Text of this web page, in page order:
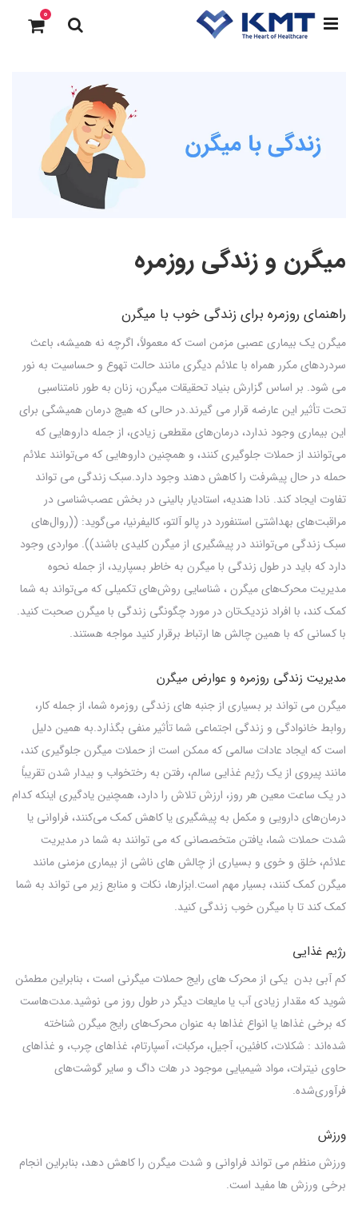
0
میگرن و زندگی روزمره
راهنمای روزمره برای زندگی خوب با میگرن
میگرن یک بیماری عصبی مزمن است که معمولاً، اگرچه نه همیشه، باعث
سردردهای مکرر همراه با علائم دیگری مانند حالت تهوع و حساسیت به نور
می شود. بر اساس گزارش بنیاد تحقیقات میگرن، زنان به طور نامتناسبی
تحت تأثیر این عارضه قرار می گیرند.در حالی که هیچ درمان همیشگی برای
این بیماری وجود ندارد، درمان‌های مقطعی زیادی، از جمله داروهایی که
می‌توانند از حملات جلوگیری کنند، و همچنین داروهایی که می‌توانند علائم
حمله در حال پیشرفت را کاهش دهند وجود دارد.سبک زندگی می تواند
تفاوت ایجاد کند. نادا هندیه، استادیار بالینی در بخش عصب‌شناسی در
مراقبت‌های بهداشتی استنفورد در پالو آلتو، کالیفرنیا، می‌گوید: ((روال‌های
سبک زندگی می‌توانند در پیشگیری از میگرن کلیدی باشند)). مواردی وجود
دارد که باید در طول زندگی با میگرن به خاطر بسپارید، از جمله نحوه
مدیریت محرک‌های میگرن ، شناسایی روش‌های تکمیلی که می‌تواند به شما
کمک کند، با افراد نزدیک‌تان در مورد چگونگی زندگی با میگرن صحبت کنید.
با کسانی که با همین چالش ها ارتباط برقرار کنید مواجه هستند.
مدیریت زندگی روزمره و عوارض میگرن
میگرن می تواند بر بسیاری از جنبه های زندگی روزمره شما، از جمله کار،
روابط خانوادگی و زندگی اجتماعی شما تأثیر منفی بگذارد.به همین دلیل
است که ایجاد عادات سالمی که ممکن است از حملات میگرن جلوگیری کند،
مانند پیروی از یک رژیم غذایی سالم، رفتن به رختخواب و بیدار شدن تقریباً
در یک ساعت معین هر روز، ارزش تلاش را دارد، همچنین یادگیری اینکه کدام
درمان‌های دارویی و مکمل به پیشگیری یا کاهش کمک می‌کنند، فراوانی یا
شدت حملات شما، یافتن متخصصانی که می توانند به شما در مدیریت
علائم، خلق و خوی و بسیاری از چالش های ناشی از بیماری مزمنی مانند
میگرن کمک کنند، بسیار مهم است.ابزارها، نکات و منابع زیر می تواند به شما
کمک کند تا با میگرن خوب زندگی کنید.
رژیم غذایی
کم آبی بدن یکی از محرک های رایج حملات میگرنی است ، بنابراین مطمئن
شوید که مقدار زیادی آب یا مایعات دیگر در طول روز می نوشید.مدت‌هاست
که برخی غذاها یا انواع غذاها به عنوان محرک‌های رایج میگرن شناخته
شده‌اند : شکلات، کافئین، آجیل، مرکبات، آسپارتام، غذاهای چرب، و غذاهای
حاوی نیترات، مواد شیمیایی موجود در هات داگ و سایر گوشت‌های
فرآوری‌شده.
ورزش
ورزش منظم می تواند فراوانی و شدت میگرن را کاهش دهد، بنابراین انجام
برخی ورزش ها مفید است.